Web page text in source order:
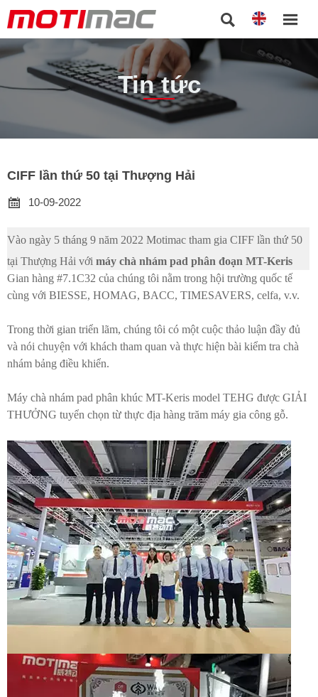
 
Tin tức
CIFF lần thứ 50 tại Thượng Hải

10-09-2022
Vào ngày 5 tháng 9 năm 2022 Motimac tham gia CIFF lần thứ 50
tại Thượng Hải với máy chà nhám pad phân đoạn MT-Keris
Gian hàng #7.1C32 của chúng tôi nằm trong hội trường quốc tế
cùng với BIESSE, HOMAG, BACC, TIMESAVERS, celfa, v.v.
Trong thời gian triển lãm, chúng tôi có một cuộc thảo luận đầy đủ
và nói chuyện với khách tham quan và thực hiện bài kiểm tra chà
nhám bảng điều khiển.
Máy chà nhám pad phân khúc MT-Keris model TEHG được GIẢI
THƯỞNG tuyển chọn từ thực địa hàng trăm máy gia công gỗ.